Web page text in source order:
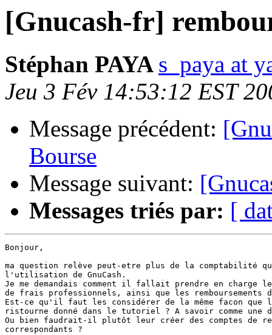
[Gnucash-fr]
Stéphan PAYA s_paya at
Jeu 3 Fév 14:53:12 EST
Message précédent:
Bourse
Message suivant:
Messages triés par: [
Bonjour,
ma question relève peut-etre plus de la comptabilité
l'utilisation de GnuCash.
Je me demandais comment il fallait prendre en charge
de frais professionnels, ainsi que les remboursements
Est-ce qu'il faut les considérer de la même facon que
ristourne donné dans le tutoriel ? A savoir comme une
Ou bien faudrait-il plutôt leur créer des comptes de
correspondants ?